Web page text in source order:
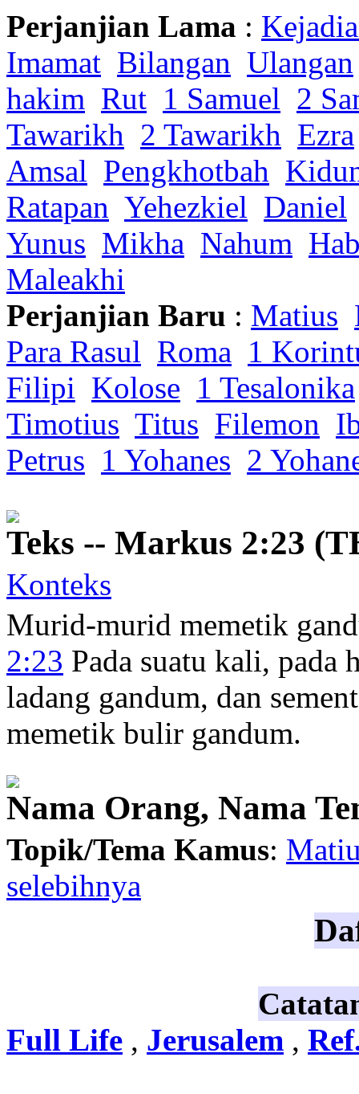
Perjanjian Lama :
Imamat Bilangan Ulangan
hakim Rut 1 Samuel 2
Tawarikh 2 Tawarikh Ezra
Amsal Pengkhotbah
Ratapan Yehezkiel Daniel
Yunus Mikha Nahum
Maleakhi
Perjanjian Baru : Matius
Para Rasul Roma 1
Filipi Kolose 1 Tesalonika
Timotius Titus Filemon
Petrus 1 Yohanes 2
Teks -- Markus 2:23
Konteks
Murid-murid memetik
2:23 Pada suatu kali, pada
ladang gandum, dan
memetik bulir gandum.
Nama Orang, Nama
Topik/Tema Kamus:
selebihnya
Full Life , Jerusalem ,